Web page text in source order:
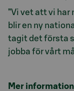
”Vi vet att vi har
blir en ny
tagit det första
jobba för vårt
Mer